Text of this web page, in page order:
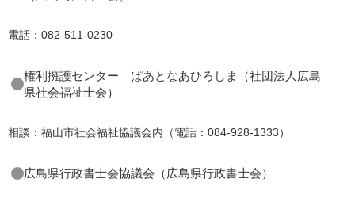
電話：082-511-0230
権利擁護センター ぱあとなあひろしま（社団法人広島
県社会福祉士会）
相談：福山市社会福祉協議会内（電話：084-928-1333）
広島県行政書士会協議会（広島県行政書士会）